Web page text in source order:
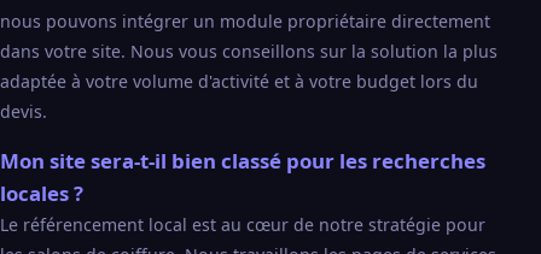
nous pouvons intégrer un module propriétaire directement
dans votre site. Nous vous conseillons sur la solution la plus
adaptée à votre volume d'activité et à votre budget lors du
devis.
Mon site sera-t-il bien classé pour les recherches
locales ?
Le référencement local est au cœur de notre stratégie pour